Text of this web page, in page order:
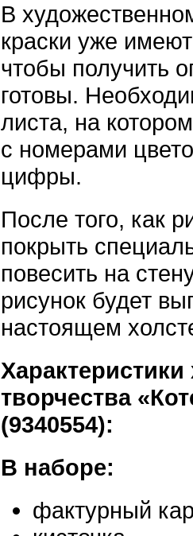
В
краски уже
чтобы получить
готовы.
листа, на
с номерами
цифры.
После того, как
покрыть
повесить на
рисунок будет
настоящем
творчества
(9340554):
В наборе:
фактурный